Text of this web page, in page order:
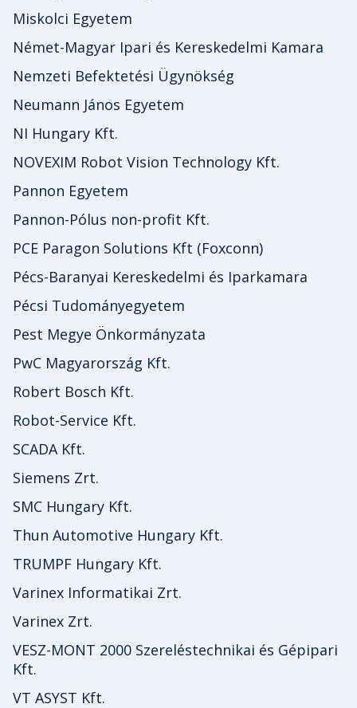
Miskolci Egyetem
Német-Magyar Ipari és Kereskedelmi Kamara
Nemzeti Befektetési Ügynökség
Neumann János Egyetem
NI Hungary Kft.
NOVEXIM Robot Vision Technology Kft.
Pannon Egyetem
Pannon-Pólus non-profit Kft.
PCE Paragon Solutions Kft (Foxconn)
Pécs-Baranyai Kereskedelmi és Iparkamara
Pécsi Tudományegyetem
Pest Megye Önkormányzata
PwC Magyarország Kft.
Robert Bosch Kft.
Robot-Service Kft.
SCADA Kft.
Siemens Zrt.
SMC Hungary Kft.
Thun Automotive Hungary Kft.
TRUMPF Hungary Kft.
Varinex Informatikai Zrt.
Varinex Zrt.
VESZ-MONT 2000 Szereléstechnikai és Gépipari
Kft.
VT ASYST Kft.